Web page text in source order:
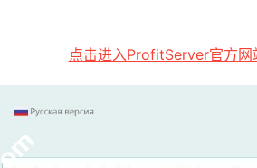
点击进入ProfitServer官方网